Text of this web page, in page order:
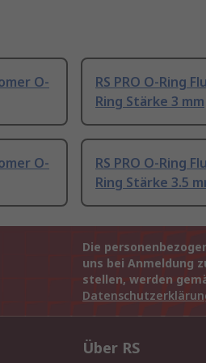
O-
RS PRO O-Ring
Ring Stärke 3 mm
O-
RS PRO O-Ring
Ring Stärke 3.5
Die
uns bei Anmeldung
stellen, werden
Über RS